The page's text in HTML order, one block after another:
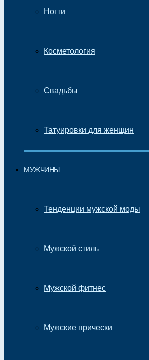
Ногти
Косметология
Свадьбы
Татуировки для женщин
МУЖЧИНЫ
Тенденции мужской моды
Мужской стиль
Мужской фитнес
Мужские прически